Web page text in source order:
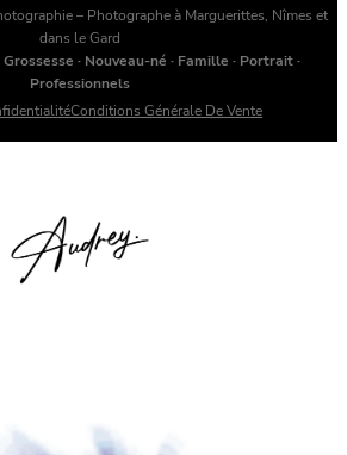
– Photographe à Marguerittes, Nîmes et
dans le Gard
· Nouveau-né · Famille · Portrait ·
Professionnels
Conditions Générale De Vente